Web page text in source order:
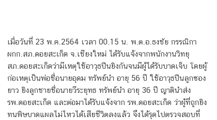
เมื่อวันที่ 23 พ.ค.2564 เวลา 00.15 น. พ.ต.อ.ธงชัย กรรณิกา
ผกก.สภ.ดอยสะเก็ด จ.เชียงใหม่ ได้รับแจ้งจากพนักงานวิทยุ
สภ.ดอยสะเก็ดว่ามีเหตุใช้อาวุธปืนยิงกันจนมีผู้ได้รับบาดเจ็บ โดยผู้
ก่อเหตุเป็นพ่อชื่อนายอุดม ทรัพย์นำ อายุ 56 ปี ใช้อาวุธปืนลูกซอง
ยาว ยิงลูกชายชื่อนายวีระยุทธ ทรัพย์นำ อายุ 36 ปี ญาตินำส่ง
รพ.ดอยสะเก็ด และต่อมาได้รับแจ้งจาก รพ.ดอยสะเก็ด ว่าผู้ที่ถูกยิง
ทนพิษบาดแผลไม่ไหวได้เสียชีวิตลงแล้ว จึงได้รุดไปตรวจสอบที่